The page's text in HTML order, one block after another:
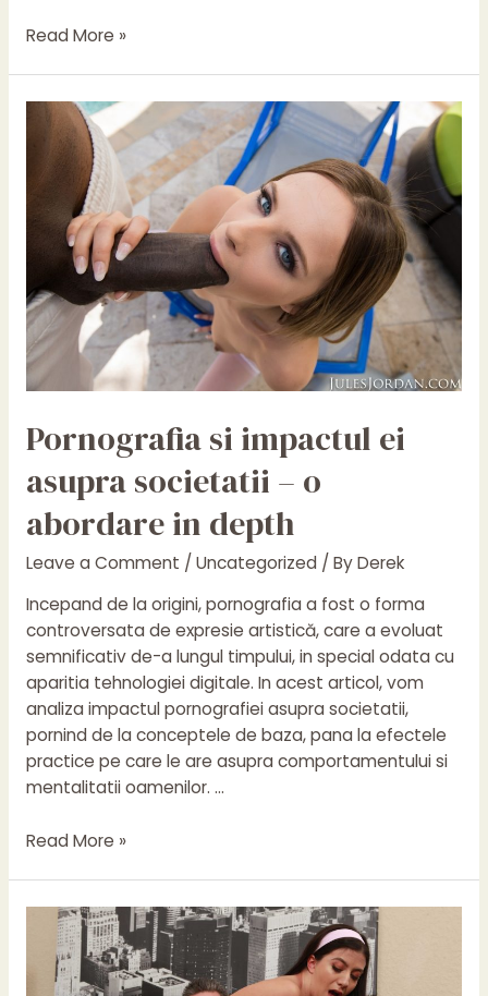
Pornografia
asupra
societatii:
privire
aproape
Read More »
Pornografia si impactul ei
asupra societatii – o
abordare in depth
Leave a Comment / Uncategorized/ ByDerek
Incepand de la origini, pornografia a fost o forma
controversata de expresie artistică, care a evoluat
semnificativ de-a lungul timpului, in special odata cu
aparitia tehnologiei digitale. In acest articol, vom
analiza impactul pornografiei asupra societatii,
pornind de la conceptele de baza, pana la efectele
practice pe care le are asupra comportamentului si
mentalitatii oamenilor. …
Pornografia
asupra
societatii
Read More »